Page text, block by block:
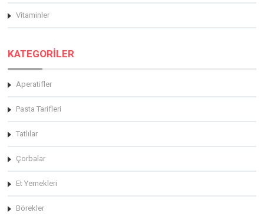
Vitaminler
KATEGORİLER
Aperatifler
Pasta Tarifleri
Tatlılar
Çorbalar
Et Yemekleri
Börekler